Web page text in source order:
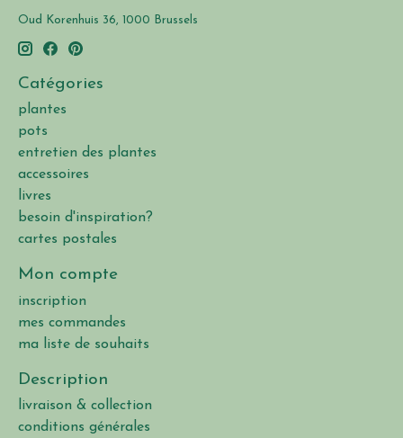
Oud Korenhuis 36, 1000 Brussels
Catégories
plantes
pots
entretien des plantes
accessoires
livres
besoin d'inspiration?
cartes postales
Mon compte
inscription
mes commandes
ma liste de souhaits
Description
livraison & collection
conditions générales